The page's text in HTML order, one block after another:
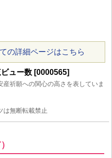
の詳細ページはこちら
ュー数 [0000565]
祈願への関心の高さを表していま
は無断転載禁止